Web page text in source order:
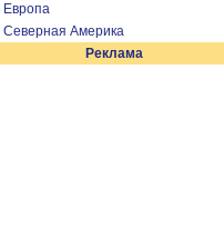
Европа
Северная Америка
Реклама